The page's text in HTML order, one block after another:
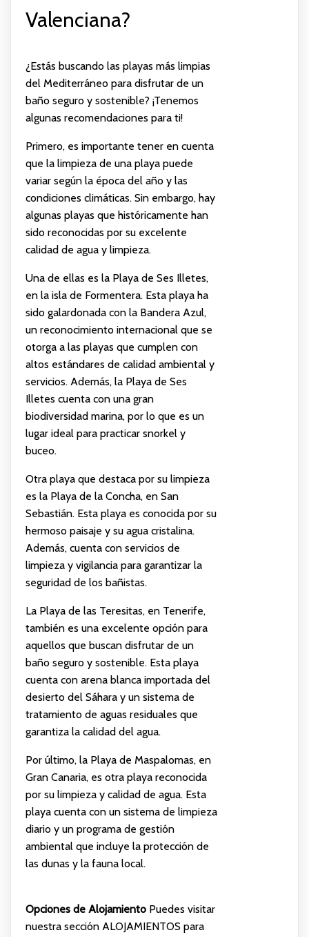
Valenciana?
¿Estás buscando las playas más limpias
del Mediterráneo para disfrutar de un
baño seguro y sostenible? ¡Tenemos
algunas recomendaciones para ti!
Primero, es importante tener en cuenta
que la limpieza de una playa puede
variar según la época del año y las
condiciones climáticas. Sin embargo, hay
algunas playas que históricamente han
sido reconocidas por su excelente
calidad de agua y limpieza.
Una de ellas es la Playa de Ses Illetes,
en la isla de Formentera. Esta playa ha
sido galardonada con la Bandera Azul,
un reconocimiento internacional que se
otorga a las playas que cumplen con
altos estándares de calidad ambiental y
servicios. Además, la Playa de Ses
Illetes cuenta con una gran
biodiversidad marina, por lo que es un
lugar ideal para practicar snorkel y
buceo.
Otra playa que destaca por su limpieza
es la Playa de la Concha, en San
Sebastián. Esta playa es conocida por su
hermoso paisaje y su agua cristalina.
Además, cuenta con servicios de
limpieza y vigilancia para garantizar la
seguridad de los bañistas.
La Playa de las Teresitas, en Tenerife,
también es una excelente opción para
aquellos que buscan disfrutar de un
baño seguro y sostenible. Esta playa
cuenta con arena blanca importada del
desierto del Sáhara y un sistema de
tratamiento de aguas residuales que
garantiza la calidad del agua.
Por último, la Playa de Maspalomas, en
Gran Canaria, es otra playa reconocida
por su limpieza y calidad de agua. Esta
playa cuenta con un sistema de limpieza
diario y un programa de gestión
ambiental que incluye la protección de
las dunas y la fauna local.
Opciones de AlojamientoPuedes visitar
nuestra sección ALOJAMIENTOS para